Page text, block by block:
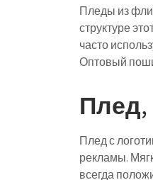
Пледы из
структуре
часто
Оптовый
Плед,
Плед с
рекламы.
всегда